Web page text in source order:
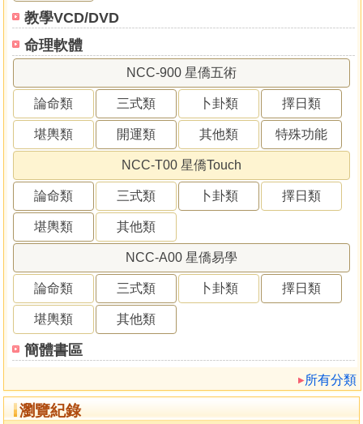
教學VCD/DVD
命理軟體
NCC-900 星僑五術
論命類 三式類 卜卦類 擇日類
堪輿類 開運類 其他類 特殊功能
NCC-T00 星僑Touch
論命類 三式類 卜卦類 擇日類
堪輿類 其他類
NCC-A00 星僑易學
論命類 三式類 卜卦類 擇日類
堪輿類 其他類
簡體書區
所有分類
瀏覽紀錄